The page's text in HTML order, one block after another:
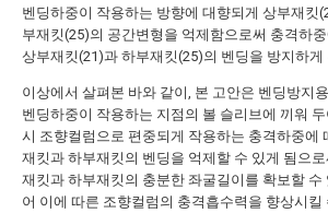
벤딩하중이 작용하는 방향에 대향되게 상부재킷
부재킷(25)의 공간변형을 억제함으로써 충격하
상부재킷(21)과 하부재킷(25)의 벤딩을 방지하게
이상에서 살펴본 바와 같이, 본 고안은 벤딩방지
벤딩하중이 작용하는 지점의 볼 슬리브에 끼워
시 조향컬럼으로 편중되게 작용하는 충격하중에
재킷과 하부재킷의 벤딩을 억제할 수 있게 됨으로
재킷과 하부재킷의 충분한 좌굴길이를 확보할 수
어 이에 따른 조향컬럼의 충격흡수력을 향상시킬